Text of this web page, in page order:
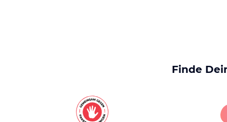
Finde